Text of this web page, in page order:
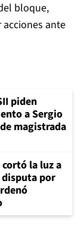
bloque,
acciones ante
piden
a Sergio
magistrada
la luz a
por